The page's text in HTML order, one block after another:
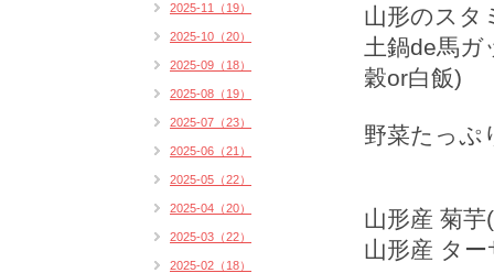
山形のスタ
土鍋de馬
穀or白飯)
野菜たっぷ
山形産 菊
山形産 タ
2025-11（19）
2025-10（20）
2025-09（18）
2025-08（19）
2025-07（23）
2025-06（21）
2025-05（22）
2025-04（20）
2025-03（22）
2025-02（18）